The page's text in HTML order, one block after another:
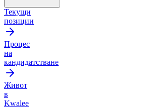
Текущи
позиции
Процес
на
кандидатстване
Живот
в
Kwalee